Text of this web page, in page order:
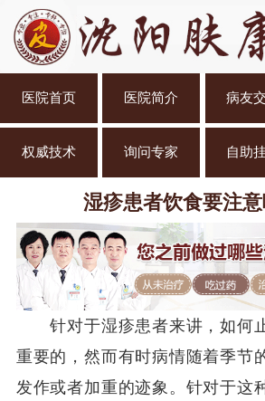
医院首页 医院简介 病友
权威技术 询问专家 自助
湿疹患者饮食要注意
针对于湿疹患者来讲，如何
重要的，然而有时病情随着季节
发作或者加重的迹象。针对于这